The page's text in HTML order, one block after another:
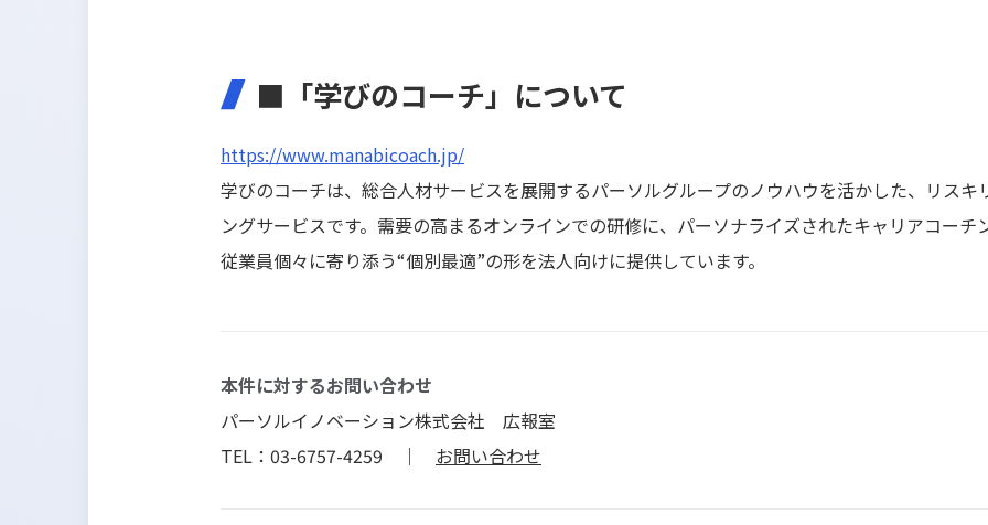
■「学びのコーチ」について
https://www.manabicoach.jp/
学びのコーチは、総合人材サービスを展開するパーソルグループのノウハウを活かした、リス
ングサービスです。需要の高まるオンラインでの研修に、パーソナライズされたキャリアコー
従業員個々に寄り添う“個別最適”の形を法人向けに提供しています。
本件に対するお問い合わせ
パーソルイノベーション株式会社 広報室
TEL：03-6757-4259 ｜ お問い合わせ